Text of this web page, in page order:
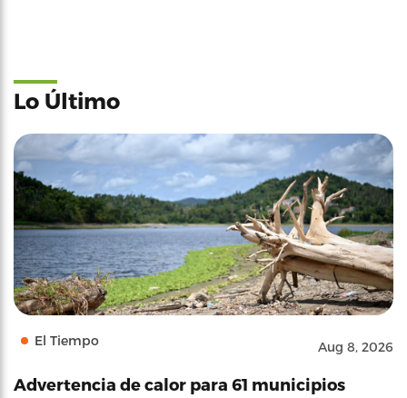
Lo Último
El Tiempo Aug 8, 2026
Advertencia de calor para 61 municipios